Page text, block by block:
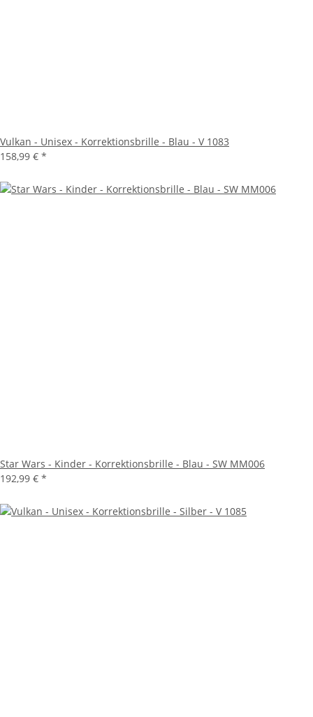
Vulkan - Unisex - Korrektionsbrille - Blau - V 1083
158,99 € *
Star Wars - Kinder - Korrektionsbrille - Blau - SW MM006
192,99 € *